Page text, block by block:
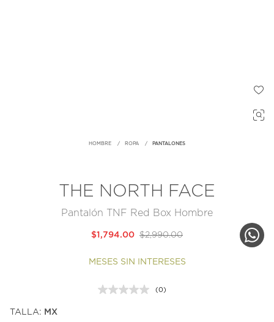
HOMBRE ROPA PANTALONES
THE NORTH FACE
Pantalón TNF Red Box Hombre
$2,990.00
$1,794.00
MESES SIN INTERESES
Sin
(0)
TALLA: MX